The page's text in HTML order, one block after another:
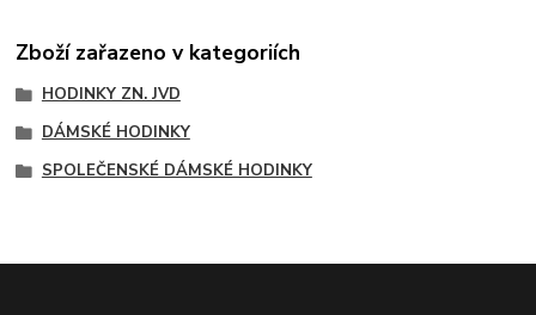
Zboží zařazeno v kategoriích
HODINKY ZN. JVD
DÁMSKÉ HODINKY
SPOLEČENSKÉ DÁMSKÉ HODINKY